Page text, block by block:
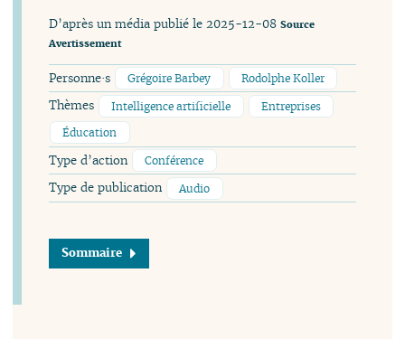
D’après un média publié le 2025-12-08 Source
Avertissement
Personne·s Grégoire Barbey Rodolphe Koller
Thèmes Intelligence artificielle
Entreprises
Éducation
Type d’action Conférence
Type de publication Audio
Sommaire